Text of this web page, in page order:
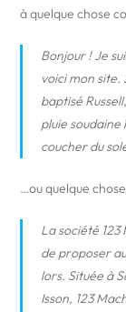
à quelque chose
Bonjour ! Je
voici mon site.
baptisé
pluie soudaine
coucher du
…ou quelque
La société 123
de proposer
lors. Située à
Isson, 123